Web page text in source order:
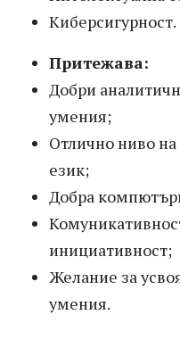
Киберсигурност.
Притежава:
Добри
умения;
Отлично ниво
език;
Добра
инициативност;
Желание за
умения.